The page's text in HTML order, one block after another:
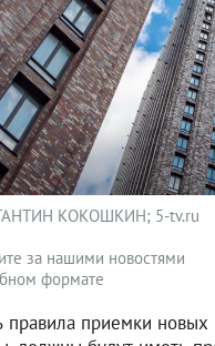
КОКОШКИН; 5-tv.ru
за нашими новостями
формате
правила приемки